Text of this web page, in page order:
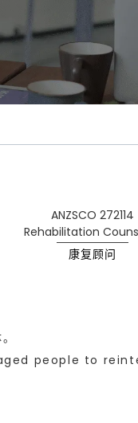
ANZSCO 272114
Rehabilitation
康复顾问
people to